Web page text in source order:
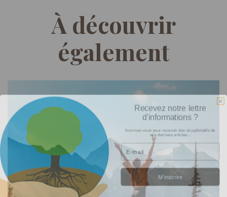
À découvrir
également
Recevez notre lettre
d'informations ?
nos derniers articles...
Email